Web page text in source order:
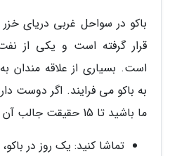
باکو در سواحل غربی دریای
قرار گرفته است و یکی از
است. بسیاری از علاقه مندان
به باکو می فرایند. اگر دوست
ما باشید تا 15 حقیقت جالب آن را با شما در میان بگذرایم.
تماشا کنید: یک روز در